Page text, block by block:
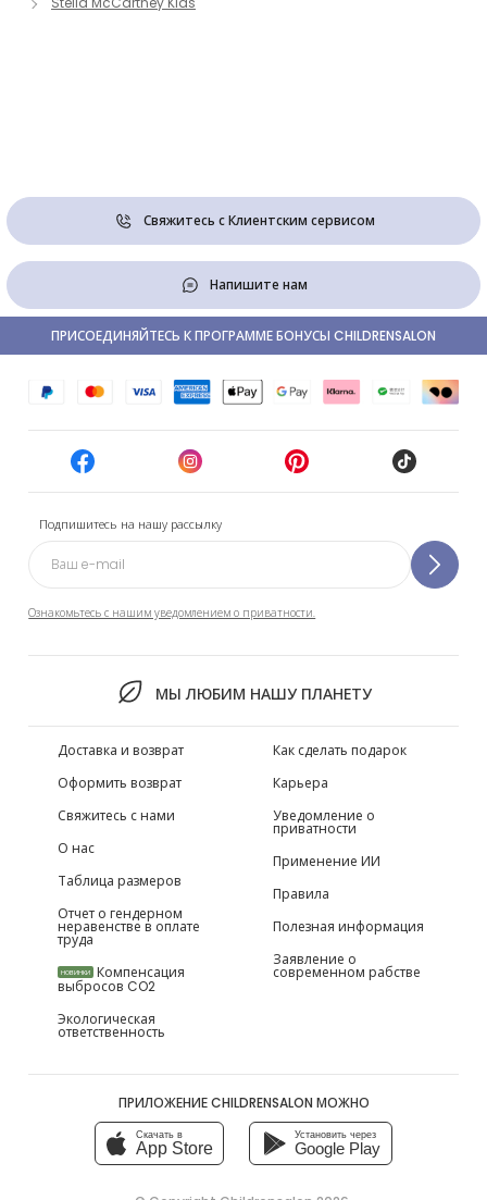
Свяжитесь с Клиентским сервисом
Напишите нам
Подпишитесь на нашу рассылку
Ознакомьтесь с нашим уведомлением о приватности.
МЫ ЛЮБИМ НАШУ ПЛАНЕТУ
ПРИСОЕДИНЯЙТЕСЬ К ПРОГРАММЕ БОНУСЫ CHILDRENSALON
Доставка и возврат
Оформить возврат
Свяжитесь с нами
О нас
Таблица размеров
Отчет о гендерном
неравенстве в оплате
труда
НОВИНКИ Компенсация
выбросов CO2
Экологическая
ответственность
Как сделать подарок
Карьера
Уведомление о
приватности
Применение ИИ
Правила
Полезная информация
Заявление о
современном рабстве
ПРИЛОЖЕНИЕ CHILDRENSALON МОЖНО
Скачать в
App Store
Установить через
Google Play